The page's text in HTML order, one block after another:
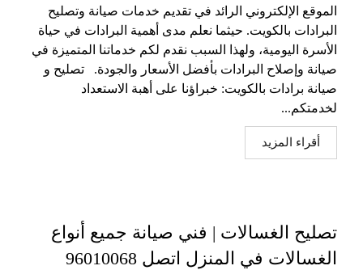
الموقع الإلكتروني الرائد في تقديم خدمات صيانة وتصليح
البرادات بالكويت. حيثما نعلم مدى أهمية البرادات في حياة
الأسرة اليومية، ولهذا السبب نقدم لكم خدماتنا المتميزة في
صيانة وإصلاح البرادات بأفضل الأسعار والجودة. تصليح و
صيانة برادات بالكويت: خبراؤنا على أهبة الاستعداد
لخدمتكم...
أقراء المزيد
تصليح الغسالات | فني صيانة جميع أنواع
الغسالات في المنزل اتصل 96010068